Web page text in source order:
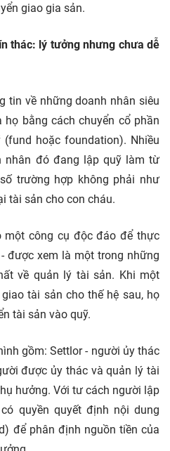
giao gia sản.
thác: lý tưởng nhưng chưa dễ
tin về những doanh nhân siêu
bằng cách chuyển cổ phần
hoặc foundation). Nhiều
nhân đó đang lập quỹ làm từ
trường hợp không phải như
tài sản cho con cháu.
một công cụ độc đáo để thực
được xem là một trong những
về quản lý tài sản. Khi một
tài sản cho thế hệ sau, họ
tài sản vào quỹ.
gồm: Settlor - người ủy thác
được ủy thác và quản lý tài
hưởng. Với tư cách người lập
quyền quyết định nội dung
để phân định nguồn tiền của